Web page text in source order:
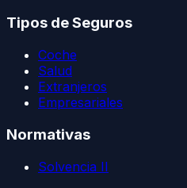
Tipos de Seguros
Coche
Salud
Extranjeros
Empresariales
Normativas
Solvencia II